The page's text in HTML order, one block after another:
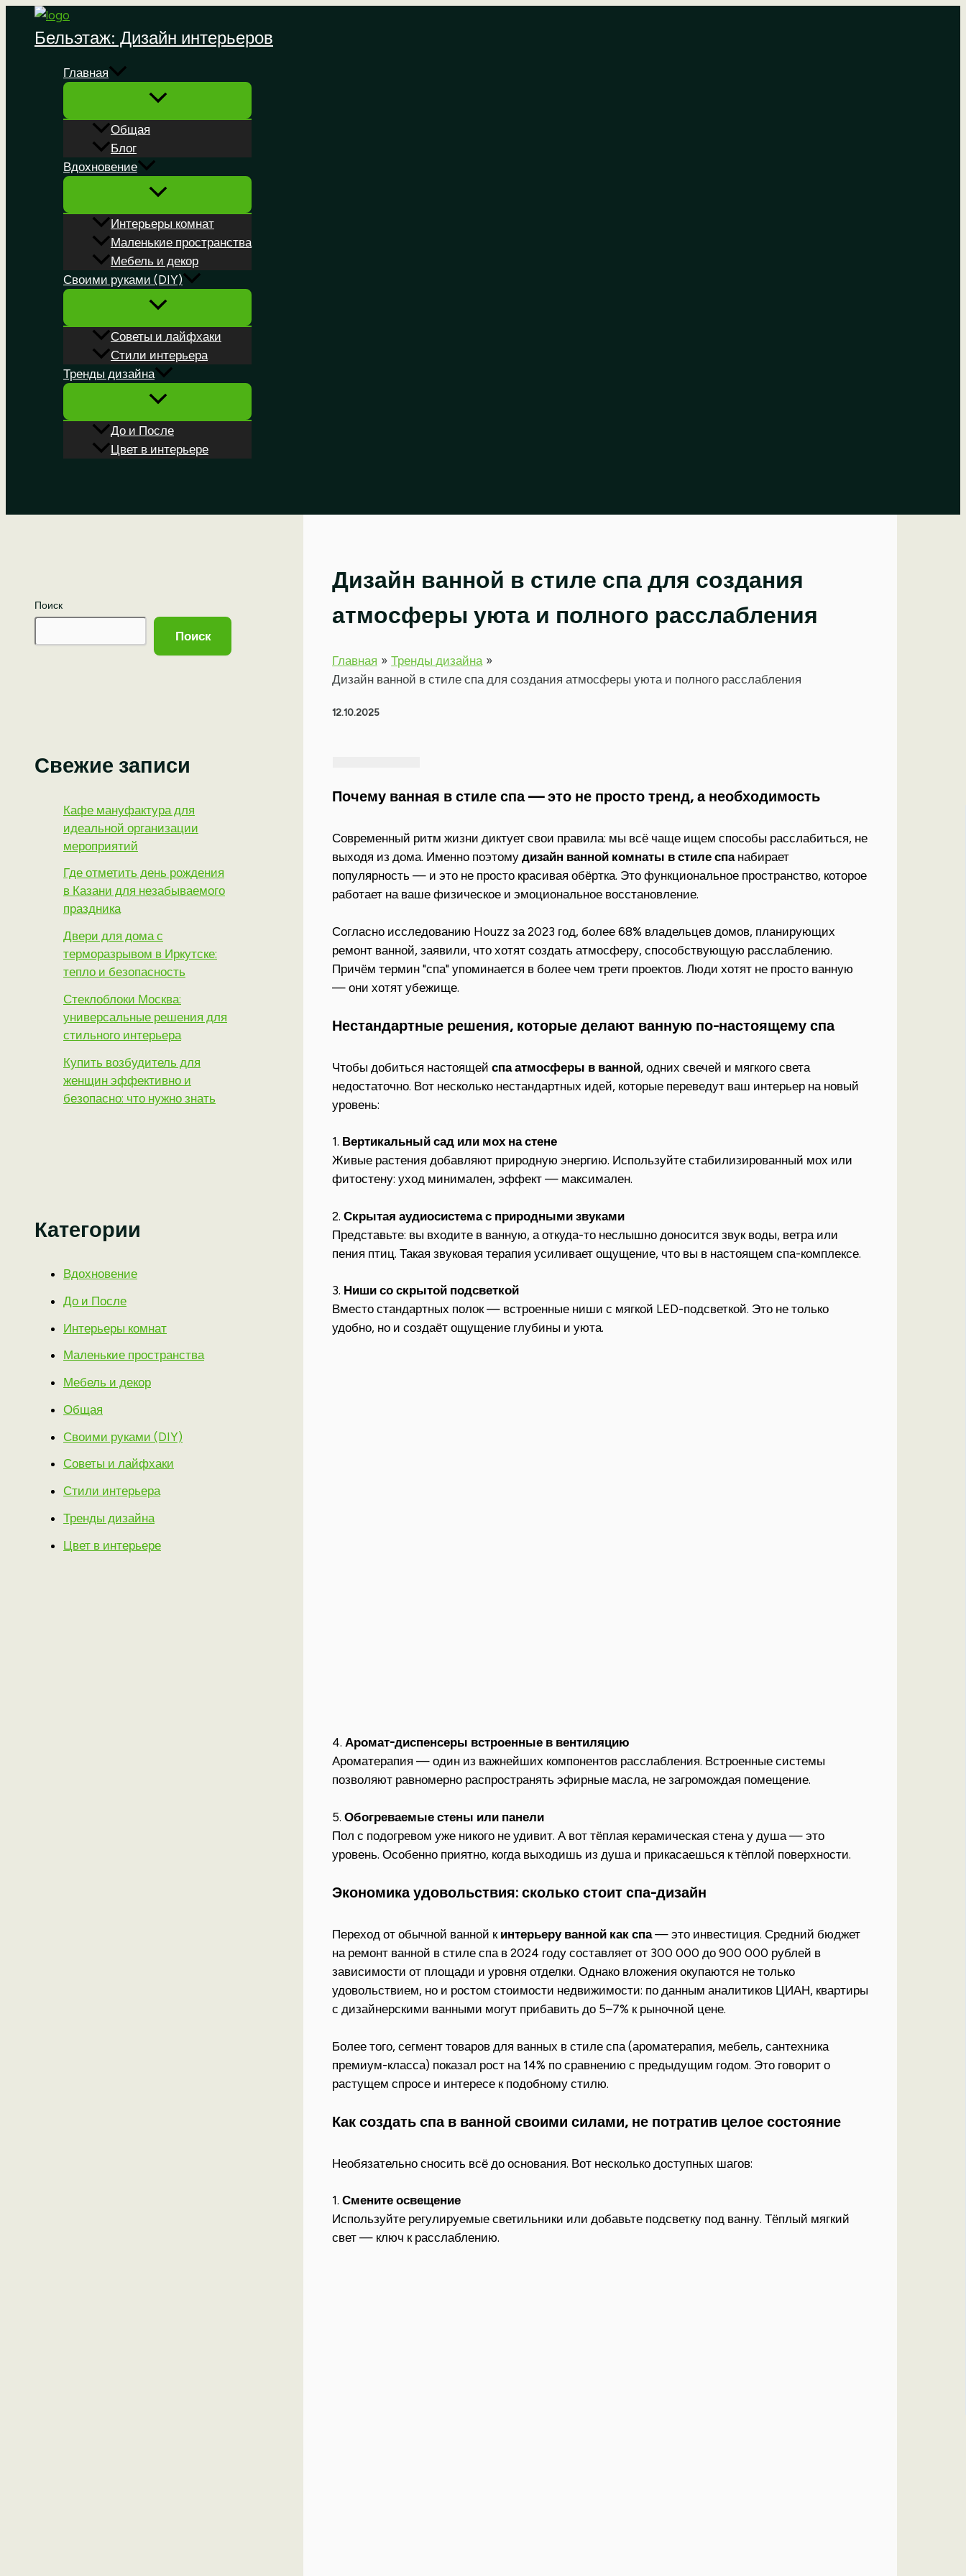
Перейти
Бельэтаж: Дизайн интерьеров
Главная
Общая
Блог
Вдохновение
Интерьеры комнат
Маленькие пространства
Мебель и декор
Своими руками (DIY)
Советы и лайфхаки
Стили интерьера
Тренды дизайна
До и После
Цвет в интерьере
Поиск
Поиск
Свежие записи
Кафе мануфактура для
идеальной организации
мероприятий
Где отметить день рождения
в Казани для незабываемого
праздника
Двери для дома с
терморазрывом в Иркутске:
тепло и безопасность
Стеклоблоки Москва:
универсальные решения для
стильного интерьера
Купить возбудитель для
женщин эффективно и
безопасно: что нужно знать
Категории
Вдохновение
До и После
Интерьеры комнат
Маленькие пространства
Мебель и декор
Общая
Своими руками (DIY)
Советы и лайфхаки
Стили интерьера
Тренды дизайна
Цвет в интерьере
Дизайн ванной в стиле спа для создания
атмосферы уюта и полного расслабления
Главная
Тренды дизайна
Дизайн ванной в стиле спа для создания атмосферы уюта и полного расслабления
12.10.2025
Почему ванная в стиле спа — это не просто тренд, а необходимость
Современный ритм жизни диктует свои правила: мы всё чаще ищем способы расслабиться, не
выходя из дома. Именно поэтому дизайн ванной комнаты в стиле спанабирает
популярность — и это не просто красивая обёртка. Это функциональное пространство, которое
работает на ваше физическое и эмоциональное восстановление.
Согласно исследованию Houzz за 2023 год, более 68% владельцев домов, планирующих
ремонт ванной, заявили, что хотят создать атмосферу, способствующую расслаблению.
Причём термин "спа" упоминается в более чем трети проектов. Люди хотят не просто ванную
— они хотят убежище.
Нестандартные решения, которые делают ванную по-настоящему спа
Чтобы добиться настоящей спа атмосферы в ванной, одних свечей и мягкого света
недостаточно. Вот несколько нестандартных идей, которые переведут ваш интерьер на новый
уровень:
1. Вертикальный сад или мох на стене
Живые растения добавляют природную энергию. Используйте стабилизированный мох или
фитостену: уход минимален, эффект — максимален.
2. Скрытая аудиосистема с природными звуками
Представьте: вы входите в ванную, а откуда-то неслышно доносится звук воды, ветра или
пения птиц. Такая звуковая терапия усиливает ощущение, что вы в настоящем спа-комплексе.
3. Ниши со скрытой подсветкой
Вместо стандартных полок — встроенные ниши с мягкой LED-подсветкой. Это не только
удобно, но и создаёт ощущение глубины и уюта.
4. Аромат-диспенсеры встроенные в вентиляцию
Ароматерапия — один из важнейших компонентов расслабления. Встроенные системы
позволяют равномерно распространять эфирные масла, не загромождая помещение.
5. Обогреваемые стены или панели
Пол с подогревом уже никого не удивит. А вот тёплая керамическая стена у душа — это
уровень. Особенно приятно, когда выходишь из душа и прикасаешься к тёплой поверхности.
Экономика удовольствия: сколько стоит спа-дизайн
Переход от обычной ванной к интерьеру ванной как спа— это инвестиция. Средний бюджет
на ремонт ванной в стиле спа в 2024 году составляет от 300 000 до 900 000 рублей в
зависимости от площади и уровня отделки. Однако вложения окупаются не только
удовольствием, но и ростом стоимости недвижимости: по данным аналитиков ЦИАН, квартиры
с дизайнерскими ванными могут прибавить до 5–7% к рыночной цене.
Более того, сегмент товаров для ванных в стиле спа (ароматерапия, мебель, сантехника
премиум-класса) показал рост на 14% по сравнению с предыдущим годом. Это говорит о
растущем спросе и интересе к подобному стилю.
Как создать спа в ванной своими силами, не потратив целое состояние
Необязательно сносить всё до основания. Вот несколько доступных шагов:
1. Смените освещение
Используйте регулируемые светильники или добавьте подсветку под ванну. Тёплый мягкий
свет — ключ к расслаблению.